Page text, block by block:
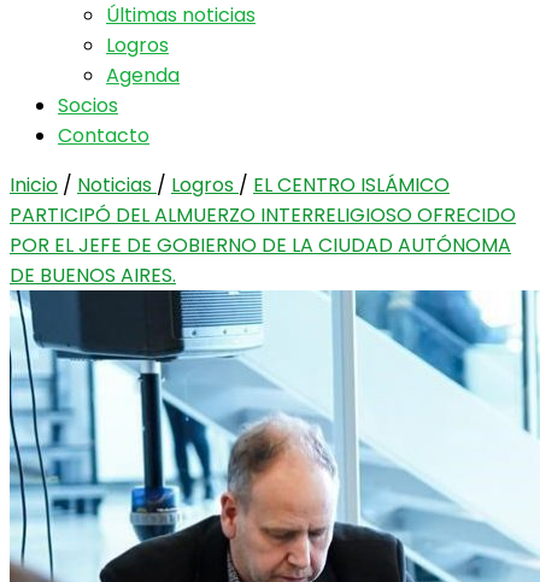
Últimas noticias
Logros
Agenda
Socios
Contacto
Inicio / Noticias / Logros / EL CENTRO ISLÁMICO
PARTICIPÓ DEL ALMUERZO INTERRELIGIOSO OFRECIDO
POR EL JEFE DE GOBIERNO DE LA CIUDAD AUTÓNOMA
DE BUENOS AIRES.